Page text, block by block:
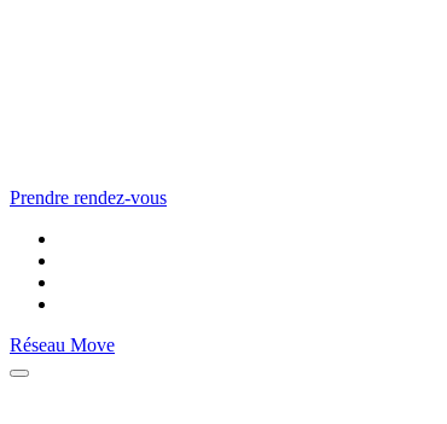
Prendre rendez-vous
Réseau Move